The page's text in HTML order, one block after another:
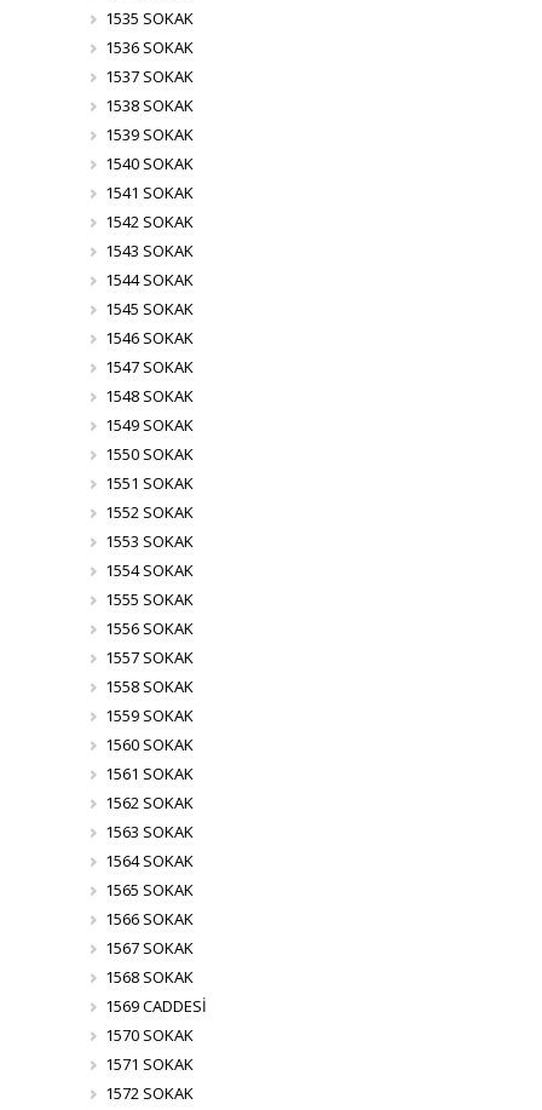
1535 SOKAK
1536 SOKAK
1537 SOKAK
1538 SOKAK
1539 SOKAK
1540 SOKAK
1541 SOKAK
1542 SOKAK
1543 SOKAK
1544 SOKAK
1545 SOKAK
1546 SOKAK
1547 SOKAK
1548 SOKAK
1549 SOKAK
1550 SOKAK
1551 SOKAK
1552 SOKAK
1553 SOKAK
1554 SOKAK
1555 SOKAK
1556 SOKAK
1557 SOKAK
1558 SOKAK
1559 SOKAK
1560 SOKAK
1561 SOKAK
1562 SOKAK
1563 SOKAK
1564 SOKAK
1565 SOKAK
1566 SOKAK
1567 SOKAK
1568 SOKAK
1569 CADDESİ
1570 SOKAK
1571 SOKAK
1572 SOKAK